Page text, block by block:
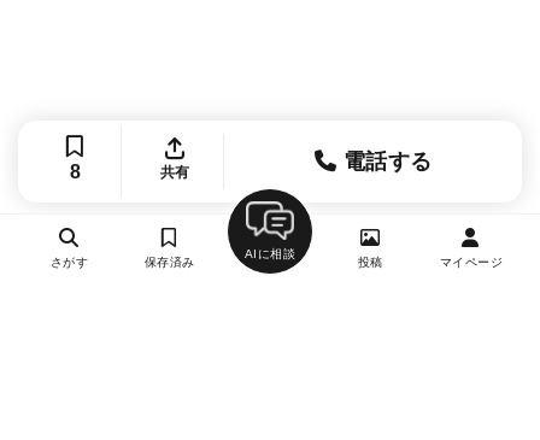
8 共有 電話する
さがす 保存済み
AIに相談
投稿 マイページ